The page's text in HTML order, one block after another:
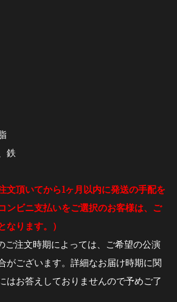
鉄
文頂いてから1ヶ月以内に発送の手配を
ンビニ支払いをご選択のお客様は、ご
なります。）
注文時期によっては、ご希望の公演
がございます。詳細なお届け時期に関
はお答えしておりませんので予めご了